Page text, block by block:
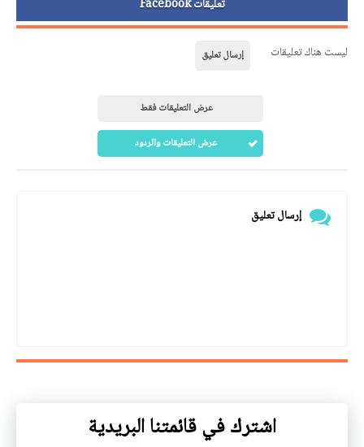
تعليقات Facebook
ليست هناك تعليقات إرسال تعليق
عرض التعليقات فقط
عرض التعليقات والردود
إرسال تعليق
اشترك في قائمتنا البريدية